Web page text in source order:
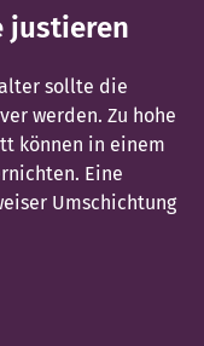
justieren
sollte die
werden. Zu hohe
können in einem
Eine
Umschichtung